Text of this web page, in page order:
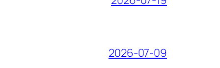
2026-07-09